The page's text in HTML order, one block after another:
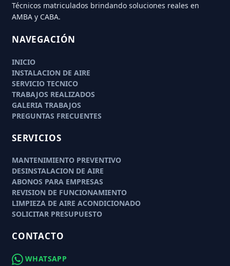
Técnicos matriculados brindando soluciones reales en
AMBA y CABA.
NAVEGACIÓN
INICIO
INSTALACION DE AIRE
SERVICIO TECNICO
TRABAJOS REALIZADOS
GALERIA TRABAJOS
PREGUNTAS FRECUENTES
SERVICIOS
MANTENIMIENTO PREVENTIVO
DESINSTALACION DE AIRE
ABONOS PARA EMPRESAS
REVISION DE FUNCIONAMIENTO
LIMPIEZA DE AIRE ACONDICIONADO
SOLICITAR PRESUPUESTO
CONTACTO
WHATSAPP